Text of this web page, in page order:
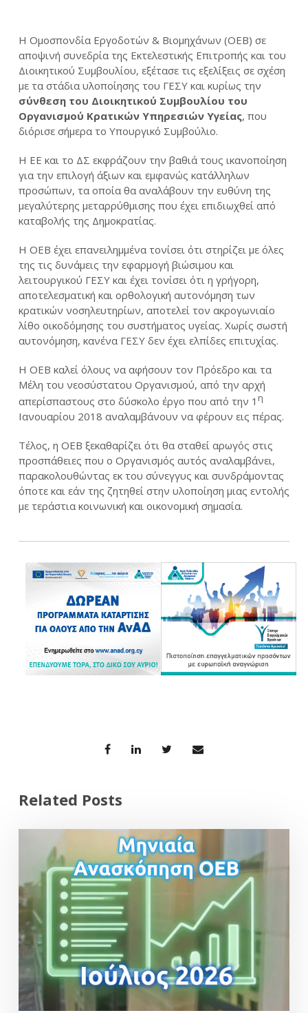
Η Ομοσπονδία Εργοδοτών & Βιομηχάνων (ΟΕΒ) σε
αποψινή συνεδρία της Εκτελεστικής Επιτροπής και του
Διοικητικού Συμβουλίου, εξέτασε τις εξελίξεις σε σχέση
με τα στάδια υλοποίησης του ΓΕΣΥ και κυρίως την
σύνθεση του Διοικητικού Συμβουλίου του
Οργανισμού Κρατικών Υπηρεσιών Υγείας, που
διόρισε σήμερα το Υπουργικό Συμβούλιο.
Η ΕΕ και το ΔΣ εκφράζουν την βαθιά τους ικανοποίηση
για την επιλογή άξιων και εμφανώς κατάλληλων
προσώπων, τα οποία θα αναλάβουν την ευθύνη της
μεγαλύτερης μεταρρύθμισης που έχει επιδιωχθεί από
καταβολής της Δημοκρατίας.
Η ΟΕΒ έχει επανειλημμένα τονίσει ότι στηρίζει με όλες
της τις δυνάμεις την εφαρμογή βιώσιμου και
λειτουργικού ΓΕΣΥ και έχει τονίσει ότι η γρήγορη,
αποτελεσματική και ορθολογική αυτονόμηση των
κρατικών νοσηλευτηρίων, αποτελεί τον ακρογωνιαίο
λίθο οικοδόμησης του συστήματος υγείας. Χωρίς σωστή
αυτονόμηση, κανένα ΓΕΣΥ δεν έχει ελπίδες επιτυχίας.
Η ΟΕΒ καλεί όλους να αφήσουν τον Πρόεδρο και τα
Μέλη του νεοσύστατου Οργανισμού, από την αρχή
απερίσπαστους στο δύσκολο έργο που από την 1 η
Ιανουαρίου 2018 αναλαμβάνουν να φέρουν εις πέρας.
Τέλος, η ΟΕΒ ξεκαθαρίζει ότι θα σταθεί αρωγός στις
προσπάθειες που ο Οργανισμός αυτός αναλαμβάνει,
παρακολουθώντας εκ του σύνεγγυς και συνδράμοντας
όποτε και εάν της ζητηθεί στην υλοποίηση μιας εντολής
με τεράστια κοινωνική και οικονομική σημασία.
Related Posts